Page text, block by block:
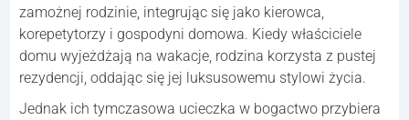
zamożnej rodzinie, integrując się jako kierowca,
korepetytorzy i gospodyni domowa. Kiedy właściciele
domu wyjeżdżają na wakacje, rodzina korzysta z pustej
rezydencji, oddając się jej luksusowemu stylowi życia.
Jednak ich tymczasowa ucieczka w bogactwo przybiera